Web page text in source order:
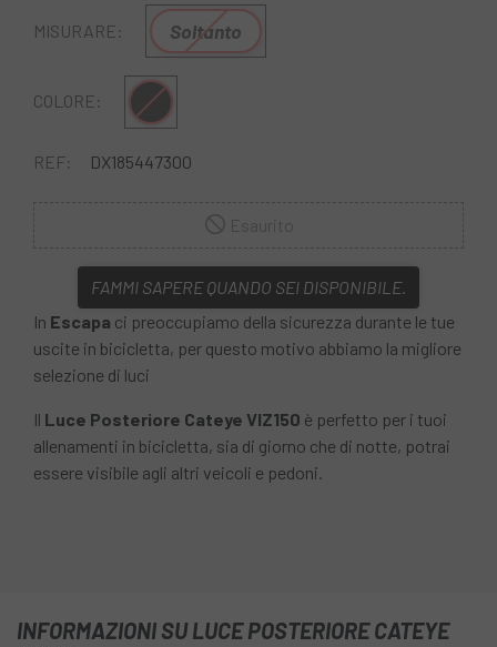
MISURARE: Soltanto
COLORE: Nero rosso
REF: DX185447300
FAMMI SAPERE QUANDO SEI DISPONIBILE.
In Escapa ci preoccupiamo della sicurezza durante le tue
uscite in bicicletta, per questo motivo abbiamo la migliore
selezione di luci
Il Luce Posteriore Cateye VIZ150 è perfetto per i tuoi
allenamenti in bicicletta, sia di giorno che di notte, potrai
essere visibile agli altri veicoli e pedoni.
INFORMAZIONI SU LUCE POSTERIORE CATEYE